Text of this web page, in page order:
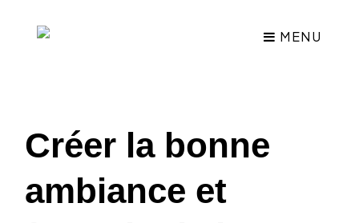
MENU
Créer la bonne
ambiance et